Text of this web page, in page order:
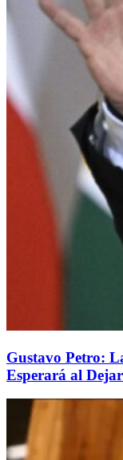
Gustavo Petro:
Esperará al